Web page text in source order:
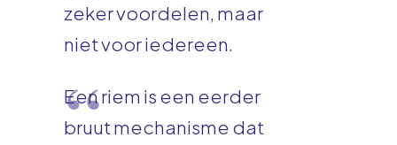
zeker voordelen, maar
niet voor iedereen.
Een riem is een eerder
bruut mechanisme dat